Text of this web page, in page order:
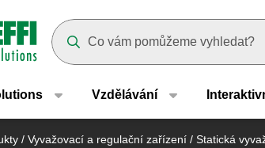
navigation
Vzdělávání
/ Vyvažovací a regulační zařízení / Statická